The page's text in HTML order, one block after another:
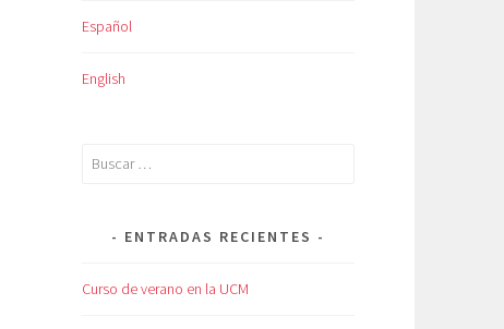
Español
English
Buscar:
ENTRADAS RECIENTES
Curso de verano en la UCM